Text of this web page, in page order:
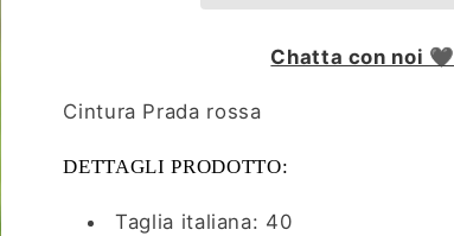
Chatta con noi 🖤
Cintura Prada rossa
DETTAGLI PRODOTTO:
Taglia italiana: 40